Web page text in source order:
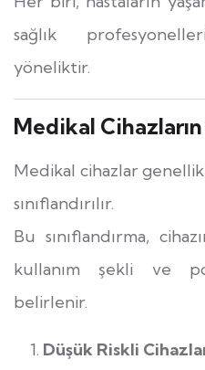
sağlık
yöneliktir.
Medikal Cihazların
Medikal cihazlar
sınıflandırılır.
Bu sınıflandırma,
kullanım şekli ve
belirlenir.
Düşük Riskli